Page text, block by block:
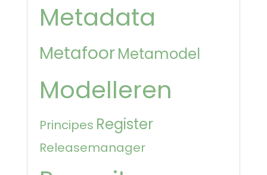
Metadata
MetafoorMetamodel
Modelleren
Principes Register
Releasemanager